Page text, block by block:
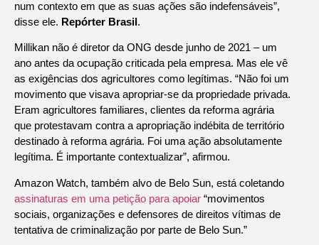
num contexto em que as suas ações são indefensáveis”,
disse ele. Repórter Brasil.
Millikan não é diretor da ONG desde junho de 2021 – um
ano antes da ocupação criticada pela empresa. Mas ele vê
as exigências dos agricultores como legítimas. “Não foi um
movimento que visava apropriar-se da propriedade privada.
Eram agricultores familiares, clientes da reforma agrária
que protestavam contra a apropriação indébita de território
destinado à reforma agrária. Foi uma ação absolutamente
legítima. É importante contextualizar”, afirmou.
Amazon Watch, também alvo de Belo Sun, está coletando
assinaturas em uma petição para apoiar “movimentos
sociais, organizações e defensores de direitos vítimas de
tentativa de criminalização por parte de Belo Sun.”